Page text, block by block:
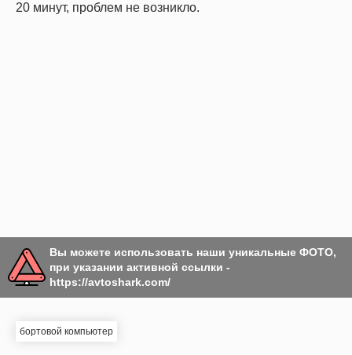
20 минут, проблем не возникло.
Вы можете использовать наши уникальные ФОТО,
при указании активной ссылки -
https://avtoshark.com/
бортовой компьютер